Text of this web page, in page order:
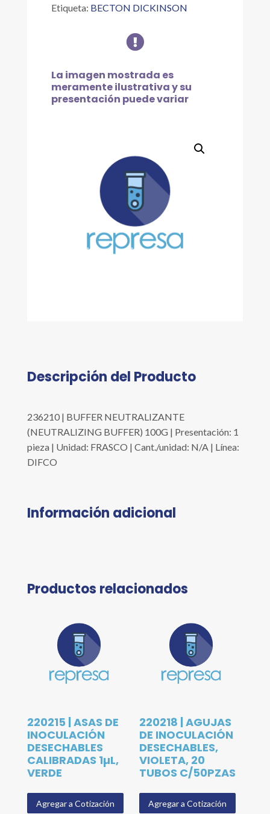
Etiqueta: BECTON DICKINSON

La imagen mostrada es
meramente ilustrativa y su
presentación puede variar
Descripción del Producto
236210 | BUFFER NEUTRALIZANTE
(NEUTRALIZING BUFFER) 100G | Presentación: 1
pieza | Unidad: FRASCO | Cant./unidad: N/A | Línea:
DIFCO
Información adicional
Productos relacionados
220215 | ASAS DE
INOCULACIÓN
DESECHABLES
CALIBRADAS 1µL,
VERDE
Agregar a Cotización
220218 | AGUJAS
DE INOCULACIÓN
DESECHABLES,
VIOLETA, 20
TUBOS C/50PZAS
Agregar a Cotización